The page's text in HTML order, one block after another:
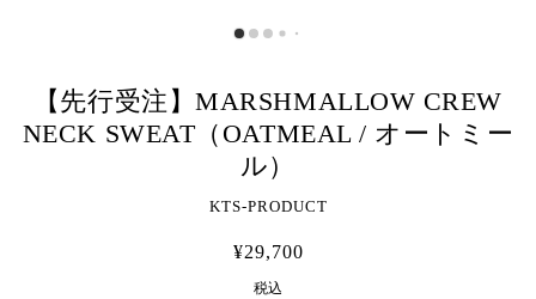
【先行受注】MARSHMALLOW CREW
NECK SWEAT（OATMEAL / オートミー
ル）
KTS-PRODUCT
¥29,700
税込